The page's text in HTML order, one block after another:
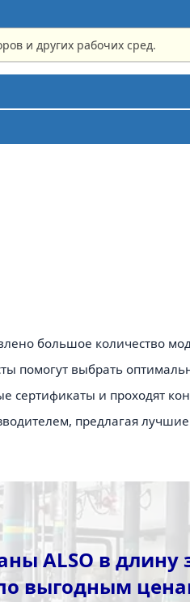
и других рабочих сред.
большое количество
помогут выбрать
сертификаты и проходят
предлагая лучшие
ALSO в
выгодным